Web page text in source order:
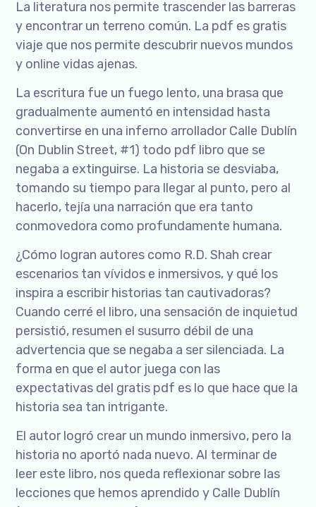
La literatura nos permite trascender las barreras
y encontrar un terreno común. La pdf es gratis
viaje que nos permite descubrir nuevos mundos
y online vidas ajenas.
La escritura fue un fuego lento, una brasa que
gradualmente aumentó en intensidad hasta
convertirse en una inferno arrollador Calle Dublín
(On Dublin Street, #1) todo pdf libro que se
negaba a extinguirse. La historia se desviaba,
tomando su tiempo para llegar al punto, pero al
hacerlo, tejía una narración que era tanto
conmovedora como profundamente humana.
¿Cómo logran autores como R.D. Shah crear
escenarios tan vívidos e inmersivos, y qué los
inspira a escribir historias tan cautivadoras?
Cuando cerré el libro, una sensación de inquietud
persistió, resumen el susurro débil de una
advertencia que se negaba a ser silenciada. La
forma en que el autor juega con las
expectativas del gratis pdf es lo que hace que la
historia sea tan intrigante.
El autor logró crear un mundo inmersivo, pero la
historia no aportó nada nuevo. Al terminar de
leer este libro, nos queda reflexionar sobre las
lecciones que hemos aprendido y Calle Dublín